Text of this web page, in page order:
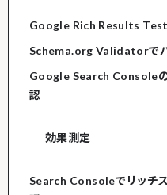
Google Rich Results Test
Schema.org Validatorでバ
Google Search Consoleの
認
効果測定
Search Consoleでリッチ